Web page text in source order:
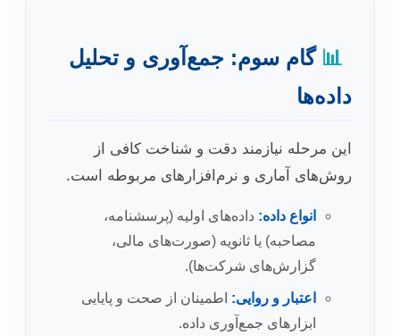
📊 گام سوم: جمع‌آوری و تحلیل
داده‌ها
این مرحله نیازمند دقت و شناخت کافی از
روش‌های آماری و نرم‌افزارهای مربوطه است.
انواع داده: داده‌های اولیه (پرسشنامه،
مصاحبه) یا ثانویه (صورت‌های مالی،
گزارش‌های شرکت‌ها).
اعتبار و روایی: اطمینان از صحت و پایایی
ابزارهای جمع‌آوری داده.